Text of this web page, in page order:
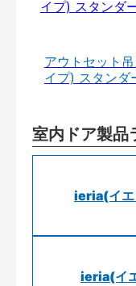
アウトセット
イプ) スタンダ
室内ドア製品
ieria(イエ
ieria(イ